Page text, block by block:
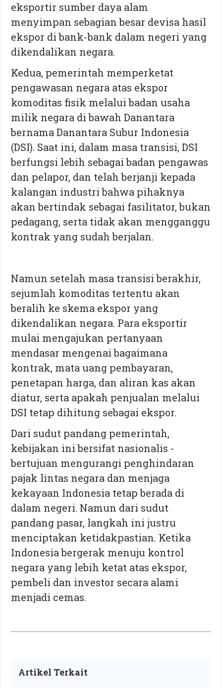
eksportir sumber daya alam
menyimpan sebagian besar devisa hasil
ekspor di bank-bank dalam negeri yang
dikendalikan negara.
Kedua, pemerintah memperketat
pengawasan negara atas ekspor
komoditas fisik melalui badan usaha
milik negara di bawah Danantara
bernama Danantara Subur Indonesia
(DSI). Saat ini, dalam masa transisi, DSI
berfungsi lebih sebagai badan pengawas
dan pelapor, dan telah berjanji kepada
kalangan industri bahwa pihaknya
akan bertindak sebagai fasilitator, bukan
pedagang, serta tidak akan mengganggu
kontrak yang sudah berjalan.
Namun setelah masa transisi berakhir,
sejumlah komoditas tertentu akan
beralih ke skema ekspor yang
dikendalikan negara. Para eksportir
mulai mengajukan pertanyaan
mendasar mengenai bagaimana
kontrak, mata uang pembayaran,
penetapan harga, dan aliran kas akan
diatur, serta apakah penjualan melalui
DSI tetap dihitung sebagai ekspor.
Dari sudut pandang pemerintah,
kebijakan ini bersifat nasionalis -
bertujuan mengurangi penghindaran
pajak lintas negara dan menjaga
kekayaan Indonesia tetap berada di
dalam negeri. Namun dari sudut
pandang pasar, langkah ini justru
menciptakan ketidakpastian. Ketika
Indonesia bergerak menuju kontrol
negara yang lebih ketat atas ekspor,
pembeli dan investor secara alami
menjadi cemas.
Artikel Terkait